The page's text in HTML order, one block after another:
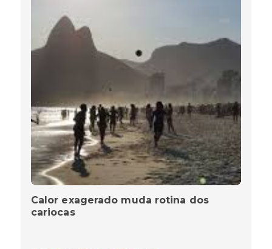
Calor exagerado muda rotina dos
cariocas